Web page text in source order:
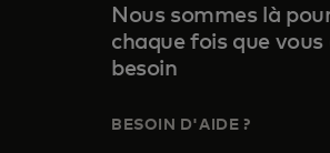
Nous sommes là
chaque fois que vous
besoin
BESOIN D'AIDE ?